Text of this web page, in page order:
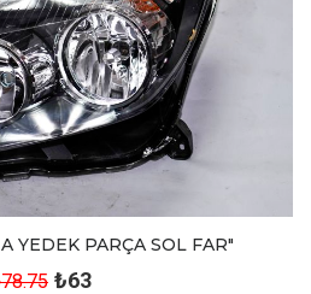
YEDEK PARÇA SOL FAR"
₺63